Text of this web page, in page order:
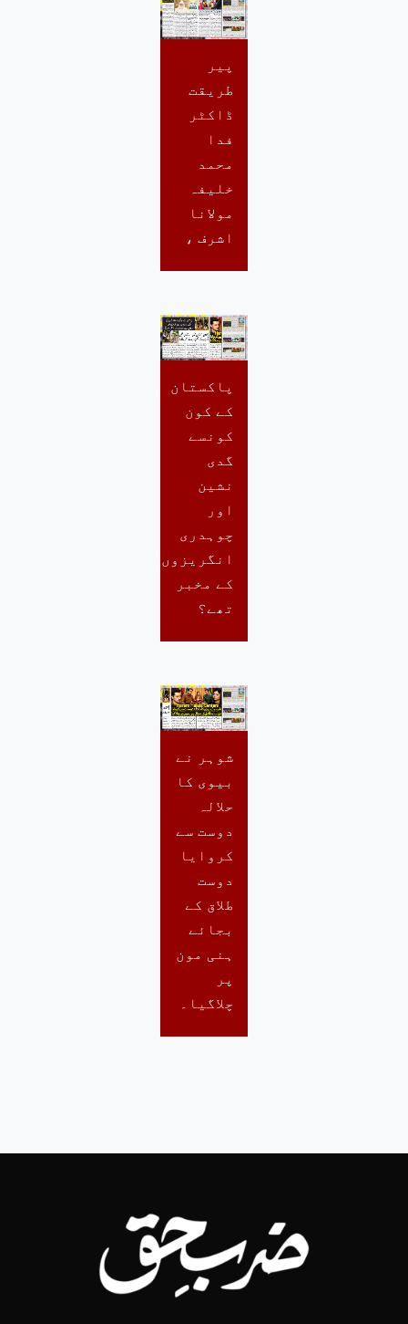
پیر
طریقت
ڈاکٹر
فدا
محمد
خلیفہ
مولانا
اشرف ،
پاکستان
کے کون
کونسے
گدی
نشین
اور
چوہدری
انگریزوں
کے مخبر
تھے؟
شوہر نے
بیوی کا
حلالہ
دوست سے
کروایا
دوست
طلاق کے
بجائے
ہنی مون
پر
چلاگیا۔